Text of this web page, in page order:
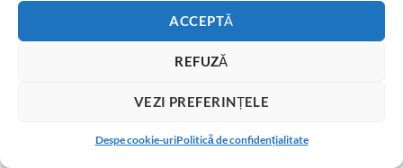
ACCEPTĂ
REFUZĂ
VEZI PREFERINȚELE
Despe cookie-uriPolitică de confidențialitate
Colier placat cu aur de 14 k si cristale de opal
58,00lei